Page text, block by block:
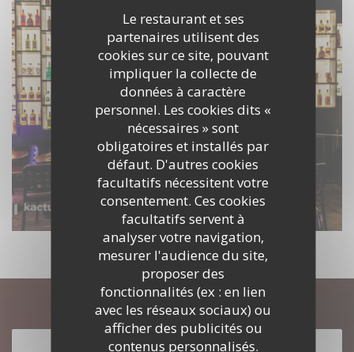
Le restaurant et ses
partenaires utilisent des
cookies sur ce site, pouvant
impliquer la collecte de
données à caractère
personnel. Les cookies dits «
nécessaires » sont
obligatoires et installés par
défaut. D'autres cookies
facultatifs nécessitent votre
consentement. Ces cookies
facultatifs servent à
analyser votre navigation,
mesurer l'audience du site,
proposer des
fonctionnalités (ex : en lien
avec les réseaux sociaux) ou
afficher des publicités ou
contenus personnalisés.
Découvrir notre carte
DÉCOUVRIR NOTRE CARTE